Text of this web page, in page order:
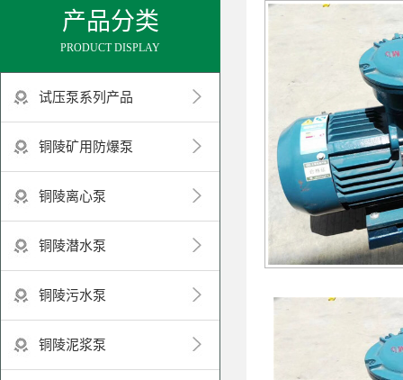
产品分类
PRODUCT DISPLAY
试压泵系列产品
铜陵矿用防爆泵
铜陵离心泵
铜陵潜水泵
铜陵污水泵
铜陵泥浆泵